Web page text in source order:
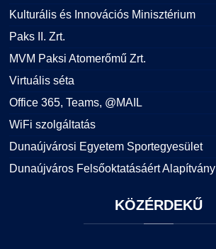
Kulturális és Innovációs Minisztérium
Paks II. Zrt.
MVM Paksi Atomerőmű Zrt.
Virtuális séta
Office 365, Teams, @MAIL
WiFi szolgáltatás
Dunaújvárosi Egyetem Sportegyesület
Dunaújváros Felsőoktatásáért Alapítvány
KÖZÉRDEKŰ